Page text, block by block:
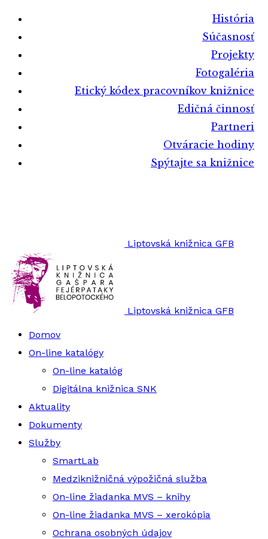
História
Súčasnosť
Projekty
Fotogaléria
Etický kódex pracovníkov knižnice
Edičná činnosť
Partneri
Otváracie hodiny
Spýtajte sa knižnice
Liptovská knižnica GFB
Liptovská knižnica GFB
Domov
On-line katalógy
On-line katalóg
Digitálna knižnica SNK
Aktuality
Dokumenty
Služby
SmartLab
Medziknižničná výpožičná služba
On-line žiadanka MVS – knihy
On-line žiadanka MVS – xerokópia
Ochrana osobných údajov